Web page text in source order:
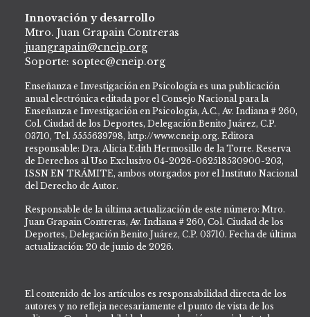
Innovación y desarrollo
Mtro. Juan Grapain Contreras
juangrapain@cneip.org
Soporte: soptec@cneip.org
Enseñanza e Investigación en Psicología es una publicación
anual electrónica editada por el Consejo Nacional para la
Enseñanza e Investigación en Psicología, A.C., Av. Indiana # 260,
Col. Ciudad de los Deportes, Delegación Benito Juárez, C.P.
03710, Tel. 5555639798, http://www.cneip.org. Editora
responsable: Dra. Alicia Edith Hermosillo de la Torre. Reserva
de Derechos al Uso Exclusivo 04-2026-062518530900-203,
ISSN EN TRÁMITE, ambos otorgados por el Instituto Nacional
del Derecho de Autor.
Responsable de la última actualización de este número: Mtro.
Juan Grapain Contreras, Av. Indiana # 260, Col. Ciudad de los
Deportes, Delegación Benito Juárez, C.P. 03710. Fecha de última
actualización: 20 de junio de 2026.
El contenido de los artículos es responsabilidad directa de los
autores y no refleja necesariamente el punto de vista de los